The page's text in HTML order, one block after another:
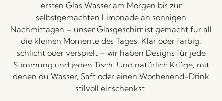
ersten Glas Wasser am Morgen bis zur
selbstgemachten Limonade an sonnigen
Nachmittagen – unser Glasgeschirr ist gemacht für all
die kleinen Momente des Tages. Klar oder farbig,
schlicht oder verspielt – wir haben Designs für jede
Stimmung und jeden Tisch. Und natürlich Krüge, mit
denen du Wasser, Saft oder einen Wochenend-Drink
stilvoll einschenkst.